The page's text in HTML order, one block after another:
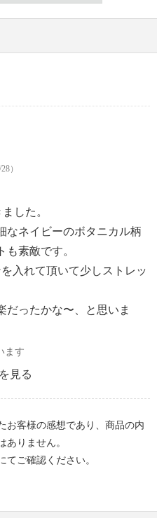
よる変退色注意
）
した。
なネイビーのボタニカル柄
素敵です。
入れて頂いて少しストレッ
だったかな〜、と思いま
ます
見る
お客様の感想であり、商品の内
ありません。
てご確認ください。